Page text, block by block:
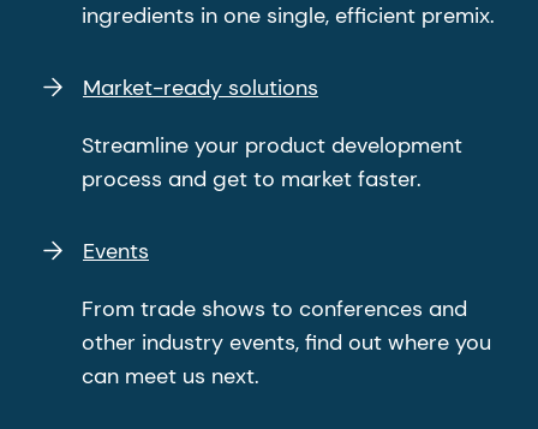
ingredients in one single, efficient premix.
Market-ready solutions
Streamline your product development
process and get to market faster.
Events
From trade shows to conferences and
other industry events, find out where you
can meet us next.